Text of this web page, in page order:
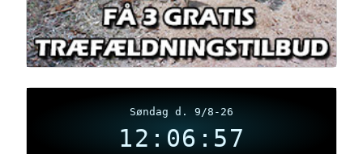
Søndag d. 9/8-26
12:06:57